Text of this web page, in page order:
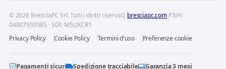
© 2026 BresciaPC Srl. Tutti i diritti riservati. bresciapc.com P.IVA:
04007950985 · SDI: M5UXCR1
Privacy Policy
Cookie Policy Termini d'uso Preferenze cookie
Pagamenti sicuri Spedizione tracciabile Garanzia 3 mesi